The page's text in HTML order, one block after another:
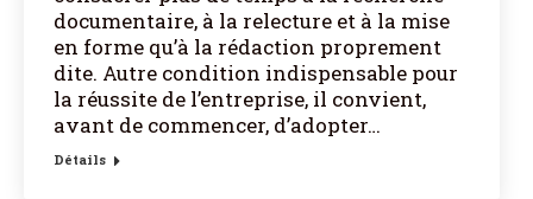
documentaire, à la relecture et à la mise
en forme qu’à la rédaction proprement
dite. Autre condition indispensable pour
la réussite de l’entreprise, il convient,
avant de commencer, d’adopter…
Détails